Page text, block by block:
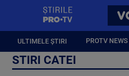
ULTIMELE ȘTIRI PROTV
STIRI CATEI